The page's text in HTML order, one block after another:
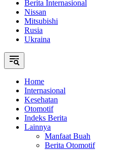
Berita Internasional
Nissan
Mitsubishi
Rusia
Ukraina
Home
Internasional
Kesehatan
Otomotif
Indeks Berita
Lainnya
Manfaat Buah
Berita Otomotif